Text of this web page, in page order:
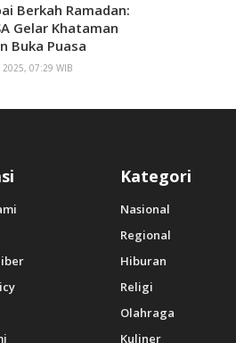
Berkah Ramadan:
Gelar Khataman
Buka Puasa
Mempererat
07:29 WIB
Kategori
Nasional
Regional
Hiburan
Religi
Olahraga
Kuliner